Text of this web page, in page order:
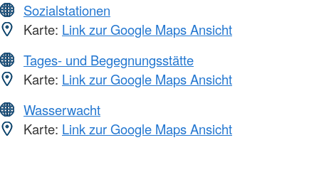
Sozialstationen
Karte: Link zur Google Maps Ansicht
Tages- und Begegnungsstätte
Karte: Link zur Google Maps Ansicht
Wasserwacht
Karte: Link zur Google Maps Ansicht